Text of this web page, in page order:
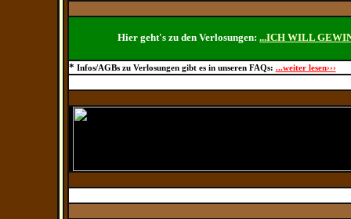
Hier geht's zu den Verlosungen: ...ICH WILL
* Infos/AGBs zu Verlosungen gibt es in unseren FAQs: ...weiter lesen›››